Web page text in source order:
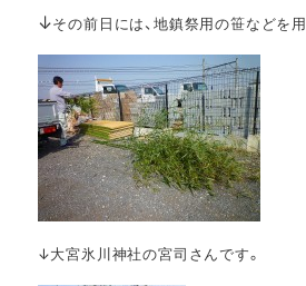
↓その前日には、地鎮祭用の笹などを
↓大宮氷川神社の宮司さんです。